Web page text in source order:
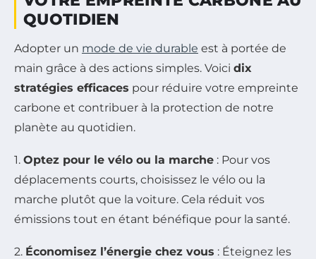
QUOTIDIEN
Adopter un mode de vie durable est à portée de
main grâce à des actions simples. Voici dix
stratégies efficaces pour réduire votre empreinte
carbone et contribuer à la protection de notre
planète au quotidien.
1. Optez pour le vélo ou la marche : Pour vos
déplacements courts, choisissez le vélo ou la
marche plutôt que la voiture. Cela réduit vos
émissions tout en étant bénéfique pour la santé.
2. Économisez l’énergie chez vous : Éteignez les